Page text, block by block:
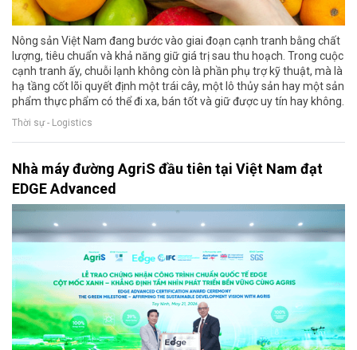
Nông sản Việt Nam đang bước vào giai đoạn cạnh tranh bằng chất
lượng, tiêu chuẩn và khả năng giữ giá trị sau thu hoạch. Trong cuộc
cạnh tranh ấy, chuỗi lạnh không còn là phần phụ trợ kỹ thuật, mà là
hạ tầng cốt lõi quyết định một trái cây, một lô thủy sản hay một sản
phẩm thực phẩm có thể đi xa, bán tốt và giữ được uy tín hay không.
Thời sự - Logistics
Nhà máy đường AgriS đầu tiên tại Việt Nam đạt
EDGE Advanced